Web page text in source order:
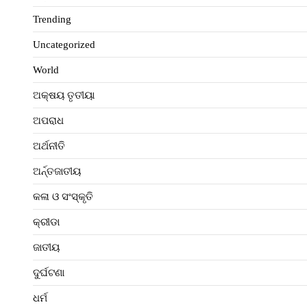
Trending
Uncategorized
World
ଅକ୍ଷୟ ତୃତୀୟା
ଅପରାଧ
ଅର୍ଥନୀତି
ଅର୍ନ୍ତଜାତୀୟ
କଳା ଓ ସଂସ୍କୃତି
କ୍ରୀଡା
ଜାତୀୟ
ଦୁର୍ଘଟଣା
ଧର୍ମ